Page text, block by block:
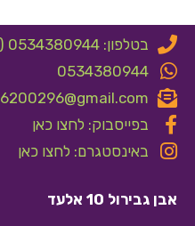
בטלפון: 0534380944 (מענה בשעות הבוקר בלבד)
0534380944
בפייסבוק: לחצו כאן
באינסטגרם: לחצו כאן
אבן גבירול 10 אלעד